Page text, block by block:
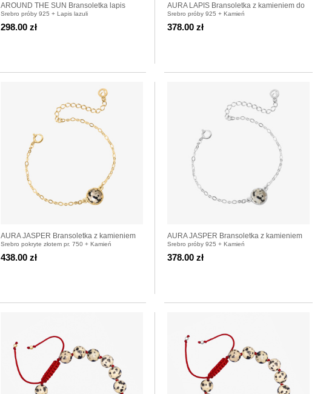
AROUND THE SUN Bransoletka lapis
lazuli
Srebro próby 925 + Lapis lazuli
298.00 zł
AURA LAPIS Bransoletka z kamieniem do
wyboru srebrna
Srebro próby 925 + Kamień
378.00 zł
AURA JASPER Bransoletka z kamieniem
do wyboru pozłacana
Srebro pokryte złotem pr. 750 + Kamień
438.00 zł
AURA JASPER Bransoletka z kamieniem
do wyboru srebrna
Srebro próby 925 + Kamień
378.00 zł